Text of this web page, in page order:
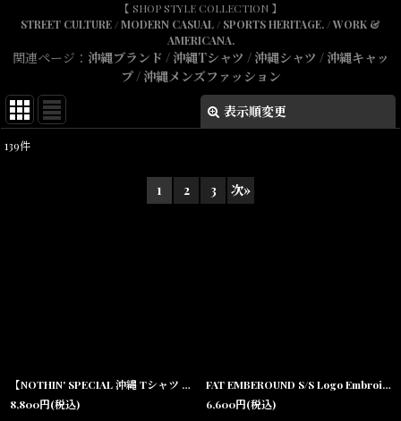
【 SHOP STYLE COLLECTION 】
STREET CULTURE /MODERN CASUAL / SPORTS HERITAGE. /WORK &
AMERICANA.
関連ページ： 沖縄ブランド / 沖縄Tシャツ / 沖縄シャツ / 沖縄キャッ
プ/ 沖縄メンズファッション
表示順変更
139件
1 2 3 次»
【NOTHIN' SPECIAL 沖縄 Tシャツ メンズファッション 通販】THANK YOU TEE White サンキュー グラフィック 半袖 Tシャツ ホワイト
8,800円(税込)
FAT EMBEROUND S/S Logo Embroidery Tee White ロゴ 刺繍 半袖 Tシャツ 沖縄 メンズファッション
6,600円(税込)